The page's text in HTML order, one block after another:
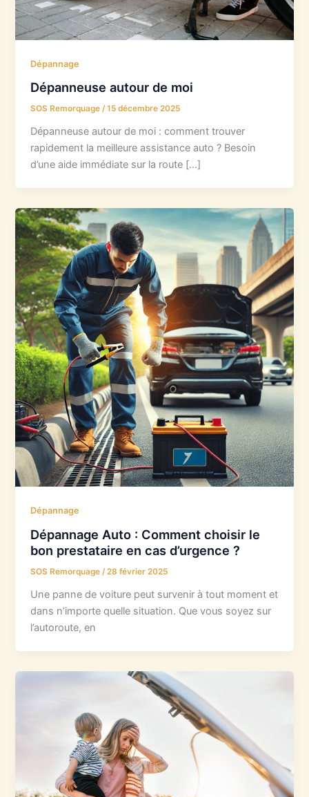
Dépannage
Dépanneuse autour de moi
SOS Remorquage/15 décembre 2025
Dépanneuse autour de moi : comment trouver
rapidement la meilleure assistance auto ? Besoin
d’une aide immédiate sur la route […]
Dépannage
Dépannage Auto : Comment choisir le
bon prestataire en cas d’urgence ?
SOS Remorquage/28 février 2025
Une panne de voiture peut survenir à tout moment et
dans n’importe quelle situation. Que vous soyez sur
l’autoroute, en